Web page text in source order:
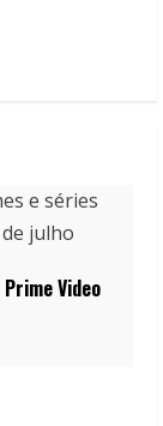
Video